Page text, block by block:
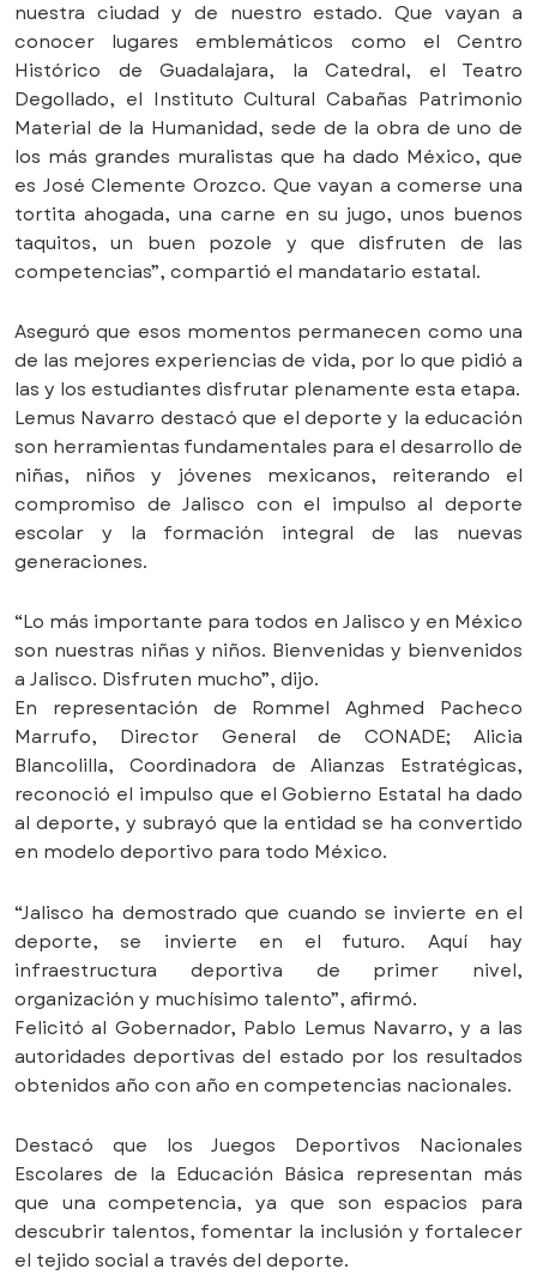
nuestra ciudad y de nuestro estado. Que vayan a
conocer lugares emblemáticos como el Centro
Histórico de Guadalajara, la Catedral, el Teatro
Degollado, el Instituto Cultural Cabañas Patrimonio
Material de la Humanidad, sede de la obra de uno de
los más grandes muralistas que ha dado México, que
es José Clemente Orozco. Que vayan a comerse una
tortita ahogada, una carne en su jugo, unos buenos
taquitos, un buen pozole y que disfruten de las
competencias”, compartió el mandatario estatal.
Aseguró que esos momentos permanecen como una
de las mejores experiencias de vida, por lo que pidió a
las y los estudiantes disfrutar plenamente esta etapa.
Lemus Navarro destacó que el deporte y la educación
son herramientas fundamentales para el desarrollo de
niñas, niños y jóvenes mexicanos, reiterando el
compromiso de Jalisco con el impulso al deporte
escolar y la formación integral de las nuevas
generaciones.
“Lo más importante para todos en Jalisco y en México
son nuestras niñas y niños. Bienvenidas y bienvenidos
a Jalisco. Disfruten mucho”, dijo.
En representación de Rommel Aghmed Pacheco
Marrufo, Director General de CONADE; Alicia
Blancolilla, Coordinadora de Alianzas Estratégicas,
reconoció el impulso que el Gobierno Estatal ha dado
al deporte, y subrayó que la entidad se ha convertido
en modelo deportivo para todo México.
“Jalisco ha demostrado que cuando se invierte en el
deporte, se invierte en el futuro. Aquí hay
infraestructura deportiva de primer nivel,
organización y muchísimo talento”, afirmó.
Felicitó al Gobernador, Pablo Lemus Navarro, y a las
autoridades deportivas del estado por los resultados
obtenidos año con año en competencias nacionales.
Destacó que los Juegos Deportivos Nacionales
Escolares de la Educación Básica representan más
que una competencia, ya que son espacios para
descubrir talentos, fomentar la inclusión y fortalecer
el tejido social a través del deporte.